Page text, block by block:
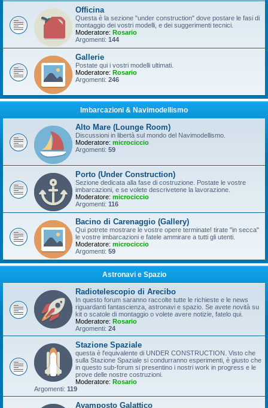
Officina
Questa è la sezione "under construction" dove postare le fasi di
montaggio dei vostri modelli, e dei suggerimenti tecnici.
Moderatore: Rosario
Argomenti: 144
Gallerie
Postate qui i vostri modelli ultimati.
Moderatore: Rosario
Argomenti: 246
Imbarcazioni & Navimodellismo
Alto Mare (Lounge Room)
Discussioni in libertà sul mondo del Navimodellismo.
Moderatore: microciccio
Argomenti: 59
Porto (Under Construction)
Sezione dedicata alla fase di costruzione. Postate le vostre
imbarcazioni, e se volete descrivetene la lavorazione.
Moderatore: microciccio
Argomenti: 116
Bacino di Carenaggio (Gallery)
Qui potrete mostrare le vostre opere terminate! tirate "in secca"
le vostre imbarcazioni e fatele ammirare a tutti gli utenti.
Moderatore: microciccio
Argomenti: 59
Astronavi e Spazio
Radiotelescopio di Arecibo
In questo forum saranno raccolte tutte le richieste e le news
riguardanti fantascienza, astronavi e spazio. Se avete novità su
kit o scatole di montaggio o volete avere notizie, fatelo qui.
Moderatore: Rosario
Argomenti: 24
Stazione Spaziale
questa è l'equivalente di UNDER CONSTRUCTION. Visto che
sulla Stazione Spaziale si condurranno esperimenti, è giusto che
in questo sub-forum si presentino i nostri work in progress e le
prove delle nostre costruzioni.
Moderatore: Rosario
Argomenti: 119
Avamposto Galattico